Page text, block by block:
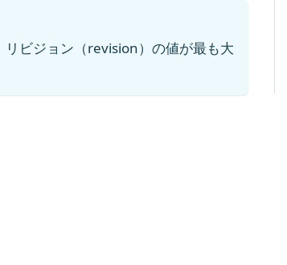
ビジョン（revision）の値が最も大